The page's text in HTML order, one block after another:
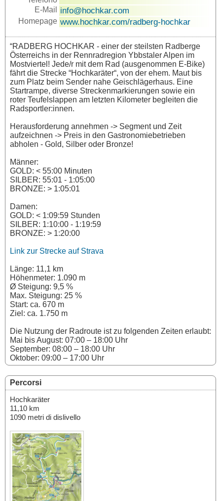
E-Mail
info@hochkar.com
Homepage www.hochkar.com/radberg-hochkar
“RADBERG HOCHKAR - einer der steilsten Radberge
Österreichs in der Rennradregion Ybbstaler Alpen im
Mostviertel! Jede/r mit dem Rad (ausgenommen E-Bike)
fährt die Strecke “Hochkaräter“, von der ehem. Maut bis
zum Platz beim Sender nahe Geischlägerhaus. Eine
Startrampe, diverse Streckenmarkierungen sowie ein
roter Teufelslappen am letzten Kilometer begleiten die
Radsportler:innen.
Herausforderung annehmen -> Segment und Zeit
aufzeichnen -> Preis in den Gastronomiebetrieben
abholen - Gold, Silber oder Bronze!
Männer:
GOLD: < 55:00 Minuten
SILBER: 55:01 - 1:05:00
BRONZE: > 1:05:01
Damen:
GOLD: < 1:09:59 Stunden
SILBER: 1:10:00 - 1:19:59
BRONZE: > 1:20:00
Link zur Strecke auf Strava
Länge: 11,1 km
Höhenmeter: 1.090 m
Ø Steigung: 9,5 %
Max. Steigung: 25 %
Start: ca. 670 m
Ziel: ca. 1.750 m
Die Nutzung der Radroute ist zu folgenden Zeiten erlaubt:
Mai bis August: 07:00 – 18:00 Uhr
September: 08:00 – 18:00 Uhr
Oktober: 09:00 – 17:00 Uhr
Percorsi
Hochkaräter
11,10 km
1090 metri di dislivello